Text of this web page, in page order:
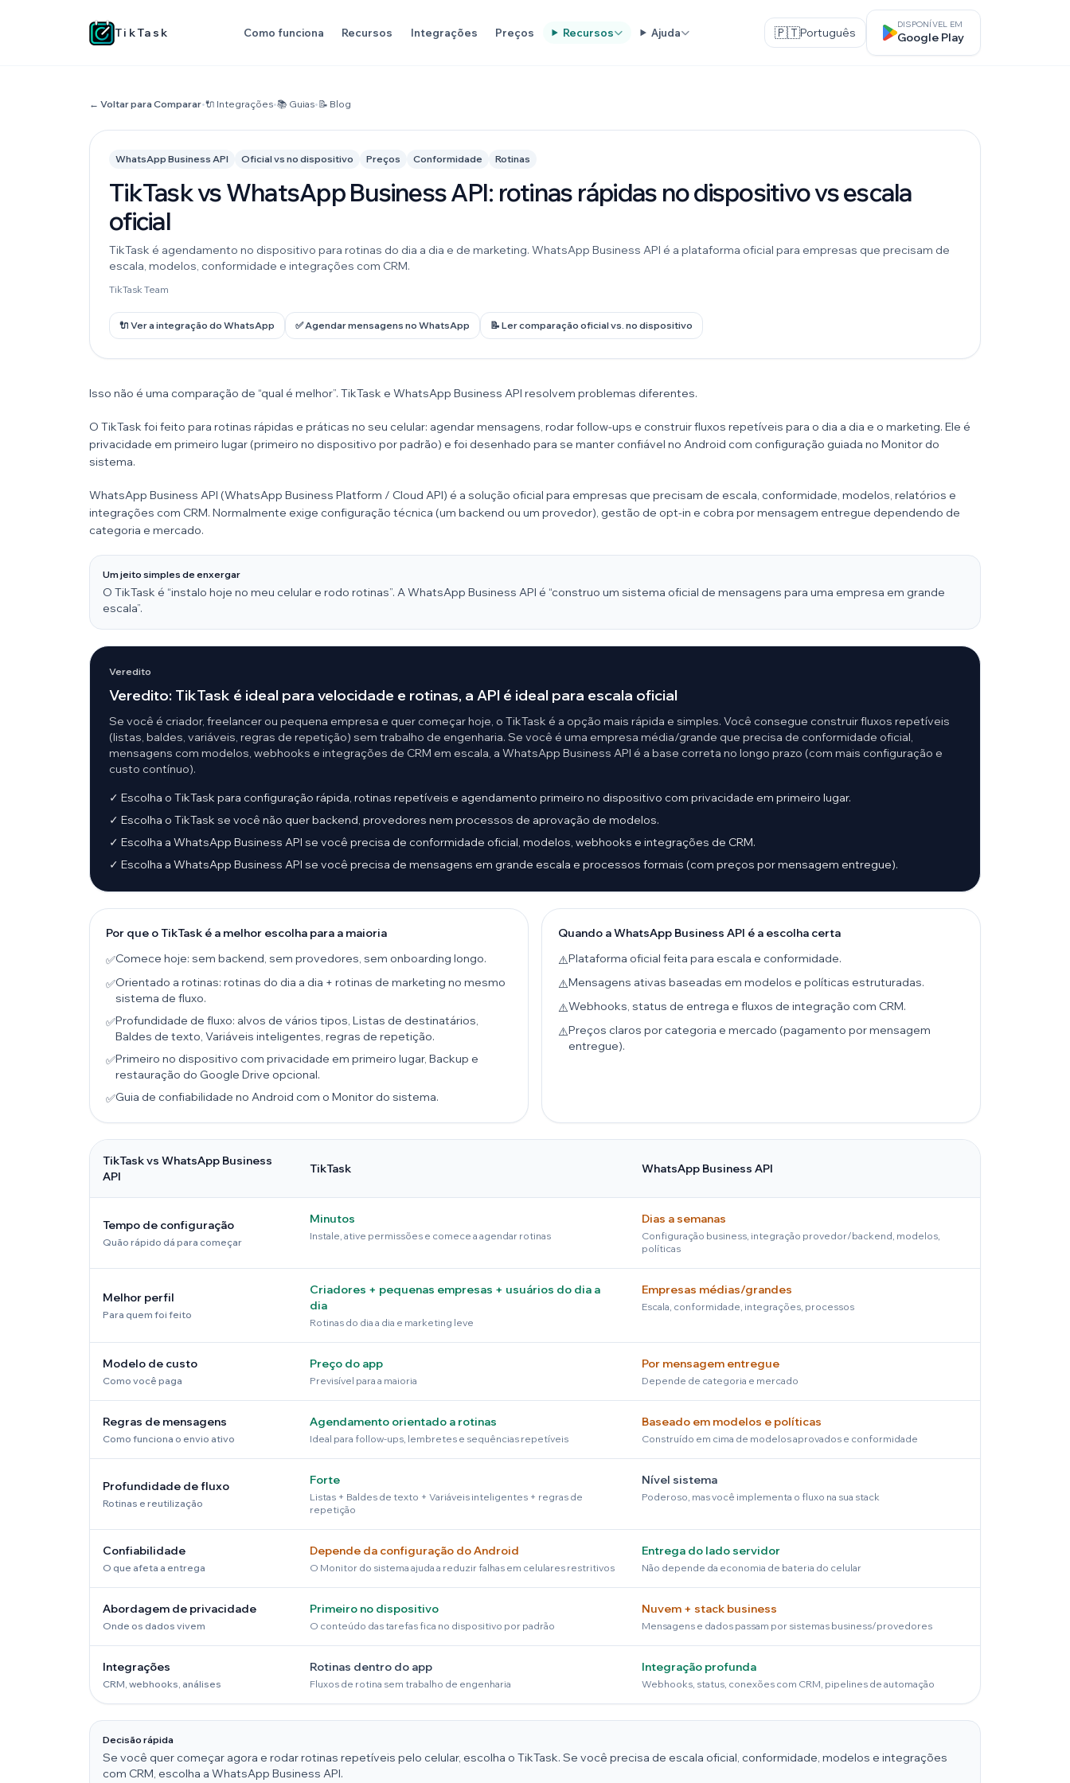
TikTask Como funciona Recursos Integrações Preços Recursos Ajuda 🇵🇹Português
DISPONÍVEL EM
Google Play
← Voltar para Comparar•🔌 Integrações•📚 Guias•📝 Blog
WhatsApp Business API Oficial vs no dispositivo Preços Conformidade Rotinas
TikTask vs WhatsApp Business API: rotinas rápidas no dispositivo vs escala
oficial
TikTask é agendamento no dispositivo para rotinas do dia a dia e de marketing. WhatsApp Business API é a plataforma oficial para empresas que precisam de
escala, modelos, conformidade e integrações com CRM.
TikTask Team
🔌 Ver a integração do WhatsApp ✅ Agendar mensagens no WhatsApp 📝 Ler comparação oficial vs. no dispositivo
Isso não é uma comparação de “qual é melhor”. TikTask e WhatsApp Business API resolvem problemas diferentes.
O TikTask foi feito para rotinas rápidas e práticas no seu celular: agendar mensagens, rodar follow-ups e construir fluxos repetíveis para o dia a dia e o marketing. Ele é
privacidade em primeiro lugar (primeiro no dispositivo por padrão) e foi desenhado para se manter confiável no Android com configuração guiada no Monitor do
sistema.
WhatsApp Business API (WhatsApp Business Platform / Cloud API) é a solução oficial para empresas que precisam de escala, conformidade, modelos, relatórios e
integrações com CRM. Normalmente exige configuração técnica (um backend ou um provedor), gestão de opt-in e cobra por mensagem entregue dependendo de
categoria e mercado.
Um jeito simples de enxergar
O TikTask é “instalo hoje no meu celular e rodo rotinas”. A WhatsApp Business API é “construo um sistema oficial de mensagens para uma empresa em grande
escala”.
Veredito
Veredito: TikTask é ideal para velocidade e rotinas, a API é ideal para escala oficial
Se você é criador, freelancer ou pequena empresa e quer começar hoje, o TikTask é a opção mais rápida e simples. Você consegue construir fluxos repetíveis
(listas, baldes, variáveis, regras de repetição) sem trabalho de engenharia. Se você é uma empresa média/grande que precisa de conformidade oficial,
mensagens com modelos, webhooks e integrações de CRM em escala, a WhatsApp Business API é a base correta no longo prazo (com mais configuração e
custo contínuo).
✓ Escolha o TikTask para configuração rápida, rotinas repetíveis e agendamento primeiro no dispositivo com privacidade em primeiro lugar.
✓ Escolha o TikTask se você não quer backend, provedores nem processos de aprovação de modelos.
✓ Escolha a WhatsApp Business API se você precisa de conformidade oficial, modelos, webhooks e integrações de CRM.
✓ Escolha a WhatsApp Business API se você precisa de mensagens em grande escala e processos formais (com preços por mensagem entregue).
Por que o TikTask é a melhor escolha para a maioria
✅Comece hoje: sem backend, sem provedores, sem onboarding longo.
✅Orientado a rotinas: rotinas do dia a dia + rotinas de marketing no mesmo
sistema de fluxo.
✅Profundidade de fluxo: alvos de vários tipos, Listas de destinatários,
Baldes de texto, Variáveis inteligentes, regras de repetição.
✅Primeiro no dispositivo com privacidade em primeiro lugar, Backup e
restauração do Google Drive opcional.
✅Guia de confiabilidade no Android com o Monitor do sistema.
Quando a WhatsApp Business API é a escolha certa
⚠️Plataforma oficial feita para escala e conformidade.
⚠️Mensagens ativas baseadas em modelos e políticas estruturadas.
⚠️Webhooks, status de entrega e fluxos de integração com CRM.
⚠️Preços claros por categoria e mercado (pagamento por mensagem
entregue).
TikTask vs WhatsApp Business
API
TikTask WhatsApp Business API
Tempo de configuração
Quão rápido dá para começar
Minutos
Instale, ative permissões e comece a agendar rotinas
Dias a semanas
Configuração business, integração provedor/backend, modelos,
políticas
Melhor perfil
Para quem foi feito
Criadores + pequenas empresas + usuários do dia a
dia
Rotinas do dia a dia e marketing leve
Empresas médias/grandes
Escala, conformidade, integrações, processos
Modelo de custo
Como você paga
Preço do app
Previsível para a maioria
Por mensagem entregue
Depende de categoria e mercado
Regras de mensagens
Como funciona o envio ativo
Agendamento orientado a rotinas
Ideal para follow-ups, lembretes e sequências repetíveis
Baseado em modelos e políticas
Construído em cima de modelos aprovados e conformidade
Profundidade de fluxo
Rotinas e reutilização
Forte
Listas + Baldes de texto + Variáveis inteligentes + regras de
repetição
Nível sistema
Poderoso, mas você implementa o fluxo na sua stack
Confiabilidade
O que afeta a entrega
Depende da configuração do Android
O Monitor do sistema ajuda a reduzir falhas em celulares restritivos
Entrega do lado servidor
Não depende da economia de bateria do celular
Abordagem de privacidade
Onde os dados vivem
Primeiro no dispositivo
O conteúdo das tarefas fica no dispositivo por padrão
Nuvem + stack business
Mensagens e dados passam por sistemas business/provedores
Integrações
CRM, webhooks, análises
Rotinas dentro do app
Fluxos de rotina sem trabalho de engenharia
Integração profunda
Webhooks, status, conexões com CRM, pipelines de automação
Decisão rápida
Se você quer começar agora e rodar rotinas repetíveis pelo celular, escolha o TikTask. Se você precisa de escala oficial, conformidade, modelos e integrações
com CRM, escolha a WhatsApp Business API.